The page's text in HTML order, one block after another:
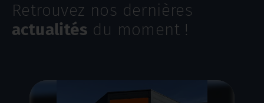
Retrouvez nos dernières
actualités du moment !